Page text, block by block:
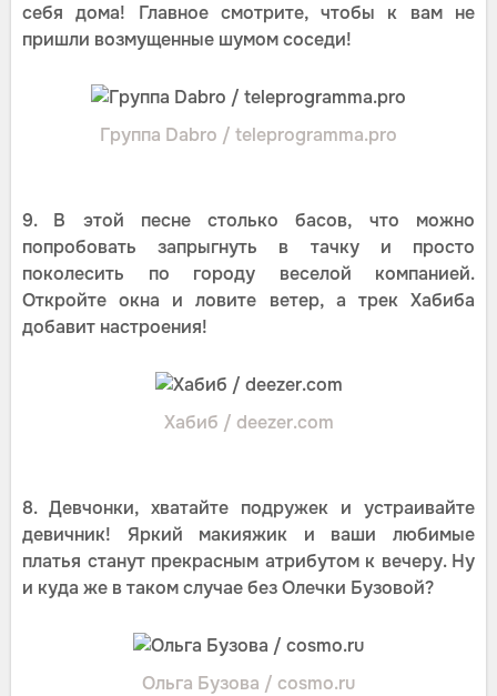
себя дома! Главное смотрите, чтобы к вам не
пришли возмущенные шумом соседи!
Группа Dabro / teleprogramma.pro
9. В этой песне столько басов, что можно
попробовать запрыгнуть в тачку и просто
поколесить по городу веселой компанией.
Откройте окна и ловите ветер, а трек Хабиба
добавит настроения!
Хабиб / deezer.com
8. Девчонки, хватайте подружек и устраивайте
девичник! Яркий макияжик и ваши любимые
платья станут прекрасным атрибутом к вечеру. Ну
и куда же в таком случае без Олечки Бузовой?
Ольга Бузова / cosmo.ru